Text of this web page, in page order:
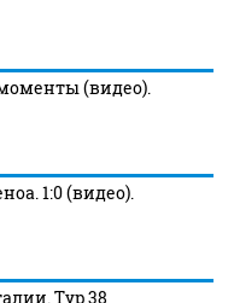
(видео).
1:0 (видео).
Тур 38